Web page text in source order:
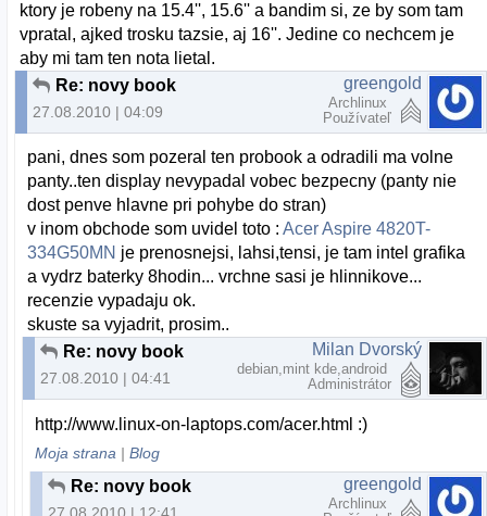
ktory je robeny na 15.4'', 15.6'' a bandim si, ze by som tam
vpratal, ajked trosku tazsie, aj 16''. Jedine co nechcem je
aby mi tam ten nota lietal.
Re: novy book
27.08.2010 | 04:09
greengold
Archlinux
Používateľ
pani, dnes som pozeral ten probook a odradili ma volne
panty..ten display nevypadal vobec bezpecny (panty nie
dost penve hlavne pri pohybe do stran)
v inom obchode som uvidel toto :Acer Aspire 4820T-
334G50MN je prenosnejsi, lahsi,tensi, je tam intel grafika
a vydrz baterky 8hodin... vrchne sasi je hlinnikove...
recenzie vypadaju ok.
skuste sa vyjadrit, prosim..
Re: novy book
27.08.2010 | 04:41
Milan Dvorský
debian,mint kde,android
Administrátor
http://www.linux-on-laptops.com/acer.html :)
Moja strana |Blog
Re: novy book greengold
Archlinux